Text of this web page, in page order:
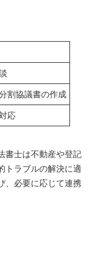
割協議書の作成
応
書士は不動産や登記
トラブルの解決に適
、必要に応じて連携